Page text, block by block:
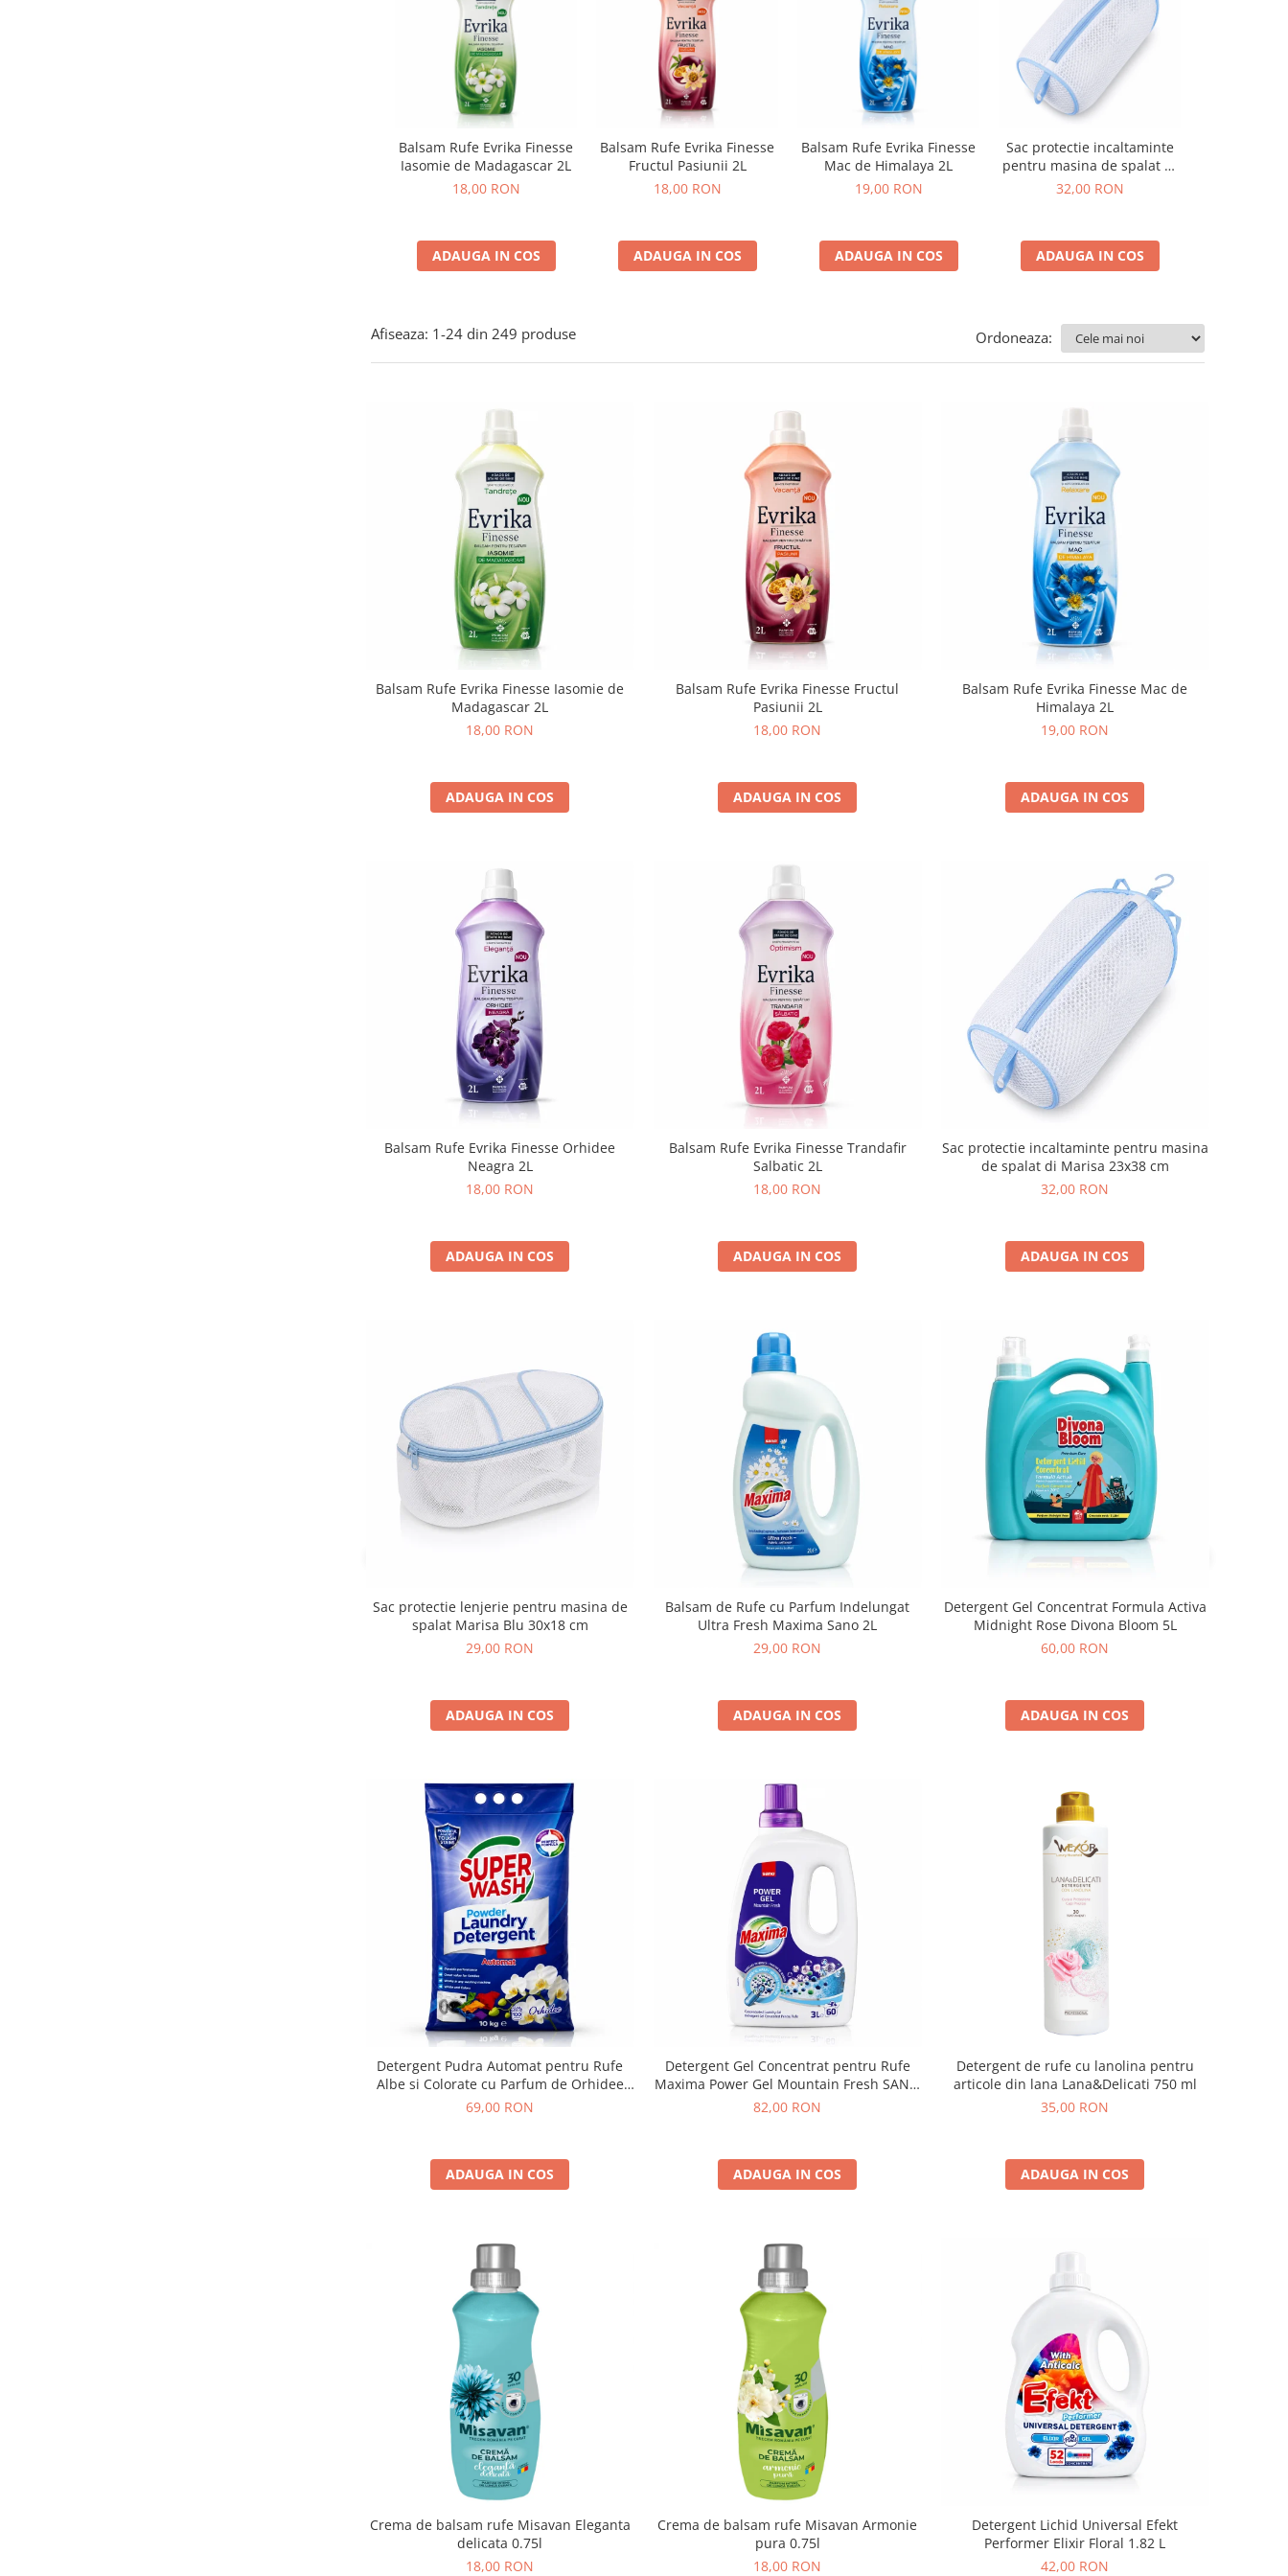
Balsam Rufe Evrika Finesse
Iasomie de Madagascar 2L
18,00 RON
ADAUGA IN COS
Balsam Rufe Evrika Finesse
Fructul Pasiunii 2L
18,00 RON
ADAUGA IN COS
Balsam Rufe Evrika Finesse
Mac de Himalaya 2L
19,00 RON
ADAUGA IN COS
Sac protectie incaltaminte
pentru masina de spalat di
Marisa 23x38 cm
32,00 RON
ADAUGA IN COS
Afiseaza: 1-24 din 249 produse Ordoneaza:
Balsam Rufe Evrika Finesse Iasomie de
Madagascar 2L
18,00 RON
ADAUGA IN COS
Balsam Rufe Evrika Finesse Fructul
Pasiunii 2L
18,00 RON
ADAUGA IN COS
Balsam Rufe Evrika Finesse Mac de
Himalaya 2L
19,00 RON
ADAUGA IN COS
Balsam Rufe Evrika Finesse Orhidee
Neagra 2L
18,00 RON
ADAUGA IN COS
Balsam Rufe Evrika Finesse Trandafir
Salbatic 2L
18,00 RON
ADAUGA IN COS
Sac protectie incaltaminte pentru masina
de spalat di Marisa 23x38 cm
32,00 RON
ADAUGA IN COS
Sac protectie lenjerie pentru masina de
spalat Marisa Blu 30x18 cm
29,00 RON
ADAUGA IN COS
Balsam de Rufe cu Parfum Indelungat
Ultra Fresh Maxima Sano 2L
29,00 RON
ADAUGA IN COS
Detergent Gel Concentrat Formula Activa
Midnight Rose Divona Bloom 5L
60,00 RON
ADAUGA IN COS
Detergent Pudra Automat pentru Rufe
Albe si Colorate cu Parfum de Orhidee
Super Wash 10 Kg
69,00 RON
ADAUGA IN COS
Detergent Gel Concentrat pentru Rufe
Maxima Power Gel Mountain Fresh SANO
60 Spalari 3L
82,00 RON
ADAUGA IN COS
Detergent de rufe cu lanolina pentru
articole din lana Lana&Delicati 750 ml
35,00 RON
ADAUGA IN COS
Crema de balsam rufe Misavan Eleganta
delicata 0.75l
18,00 RON
Crema de balsam rufe Misavan Armonie
pura 0.75l
18,00 RON
Detergent Lichid Universal Efekt
Performer Elixir Floral 1.82 L
42,00 RON